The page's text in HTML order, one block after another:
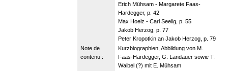
Erich Mühsam - Margarete Faas-
Hardegger, p. 42
Max Hoelz - Carl Seelig, p. 55
Jakob Herzog, p. 77
Peter Kropotkin an Jakob Herzog, p. 79
Note de
contenu :
Kurzbiographien, Abbildung von M.
Faas-Hardegger, G. Landauer sowie T.
Waibel (?) mit E. Mühsam